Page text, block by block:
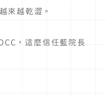
來越乾澀。
，這麼信任藍院長